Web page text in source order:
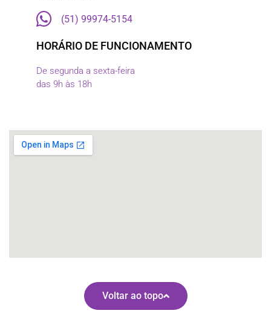
(51) 99974-5154
HORÁRIO DE FUNCIONAMENTO
De segunda a sexta-feira
das 9h às 18h
Voltar ao topo